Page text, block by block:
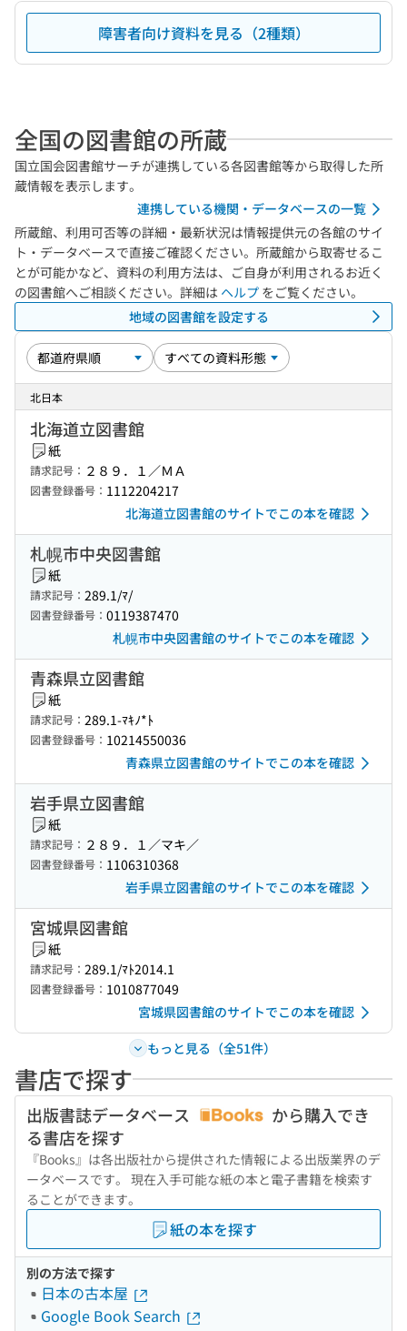
障害者向け資料を見る（2種類）
全国の図書館の所蔵
国立国会図書館サーチが連携している各図書館等から取得した所
蔵情報を表示します。
連携している機関・データベースの一覧
所蔵館、利用可否等の詳細・最新状況は情報提供元の各館のサイ
ト・データベースで直接ご確認ください。所蔵館から取寄せるこ
とが可能かなど、資料の利用方法は、ご自身が利用されるお近く
の図書館へご相談ください。詳細は ヘルプ をご覧ください。
地域の図書館を設定する
北日本
北海道立図書館
紙
請求記号： ２８９．１／ＭＡ
図書登録番号： 1112204217
北海道立図書館のサイトでこの本を確認
札幌市中央図書館
紙
請求記号： 289.1/ﾏ/
図書登録番号： 0119387470
札幌市中央図書館のサイトでこの本を確認
青森県立図書館
紙
請求記号： 289.1-ﾏｷﾉ*ﾄ
図書登録番号： 10214550036
青森県立図書館のサイトでこの本を確認
岩手県立図書館
紙
請求記号： ２８９．１／マキ／
図書登録番号： 1106310368
岩手県立図書館のサイトでこの本を確認
宮城県図書館
紙
請求記号： 289.1/ﾏﾄ2014.1
図書登録番号： 1010877049
宮城県図書館のサイトでこの本を確認
もっと見る（全51件）
書店で探す
出版書誌データベース
から購入でき
る書店を探す
『Books』は各出版社から提供された情報による出版業界のデ
ータベースです。 現在入手可能な紙の本と電子書籍を検索す
ることができます。
紙の本を探す
別の方法で探す
日本の古本屋
Google Book Search